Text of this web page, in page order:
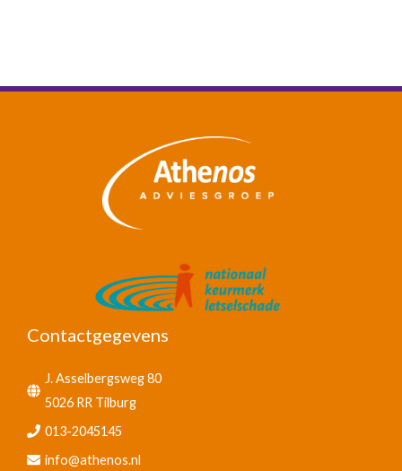
Contactgegevens
J. Asselbergsweg 80
5026 RR Tilburg
013-2045145
info@athenos.nl